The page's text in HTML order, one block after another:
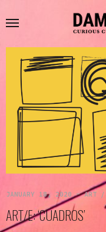
JANUARY 18, 2020-ART /
ART/E: ‘CUADROS’